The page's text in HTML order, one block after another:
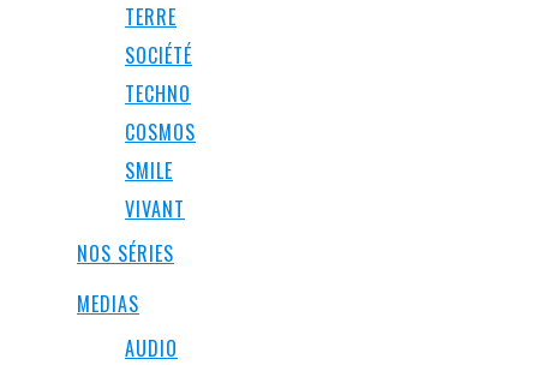
TERRE
SOCIÉTÉ
TECHNO
COSMOS
SMILE
VIVANT
NOS SÉRIES
MEDIAS
AUDIO